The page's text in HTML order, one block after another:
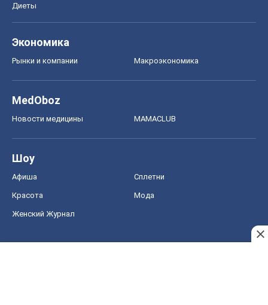
Диеты
Экономика
Рынки и компании Mакроэкономика
MedOboz
Новости медицины MAMACLUB
Шоу
Афиша Сплетни
Красота Мода
Женский Журнал